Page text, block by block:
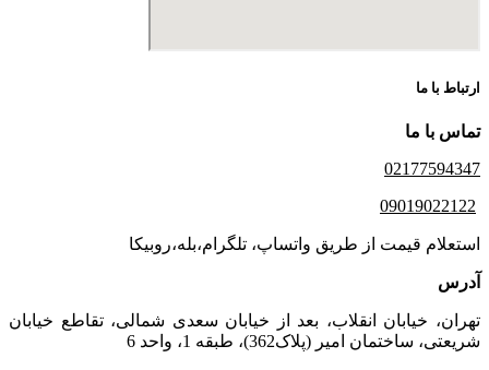
ارتباط با ما
تماس با ما
02177594347
09019022122
استعلام قیمت از طریق واتساپ، تلگرام،بله،روبیکا
آدرس
تهران، خیابان انقلاب، بعد از خیابان سعدی شمالی، تقاطع خیابان
شریعتی، ساختمان امیر (پلاک362)، طبقه 1، واحد 6